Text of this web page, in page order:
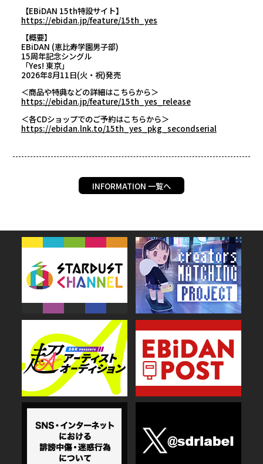
【EBiDAN 15th特設サイト】
https://ebidan.jp/feature/15th_yes
【概要】
EBiDAN (恵比寿学園男子部)
15周年記念シングル
「Yes! 東京」
2026年8月11日(火・祝)発売
＜商品や特典などの詳細はこちらから＞
https://ebidan.jp/feature/15th_yes_release
＜各CDショップでのご予約はこちらから＞
https://ebidan.lnk.to/15th_yes_pkg_secondserial
INFORMATION 一覧へ